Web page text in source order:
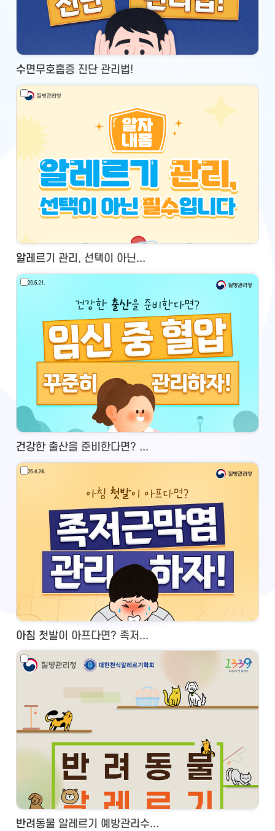
수면무호흡증 진단 관리법!
알레르기 관리, 선택이 아닌...
건강한 출산을 준비한다면? ...
아침 첫발이 아프다면? 족저...
반려동물 알레르기 예방관리수...